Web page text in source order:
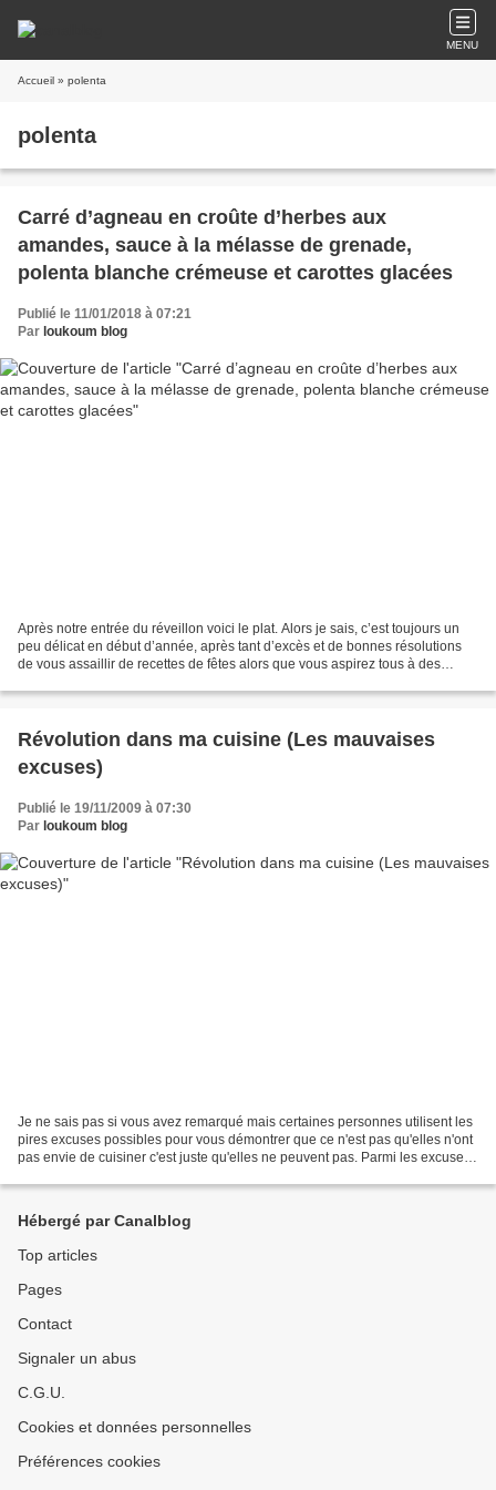
MENU
Accueil » polenta
polenta
Carré d’agneau en croûte d’herbes aux
amandes, sauce à la mélasse de grenade,
polenta blanche crémeuse et carottes glacées
Publié le 11/01/2018 à 07:21
Par loukoum blog
Après notre entrée du réveillon voici le plat. Alors je sais, c’est toujours un
peu délicat en début d’année, après tant d’excès et de bonnes résolutions
de vous assaillir de recettes de fêtes alors que vous aspirez tous à des
Révolution dans ma cuisine (Les mauvaises
excuses)
Publié le 19/11/2009 à 07:30
Par loukoum blog
Je ne sais pas si vous avez remarqué mais certaines personnes utilisent les
pires excuses possibles pour vous démontrer que ce n'est pas qu'elles n'ont
pas envie de cuisiner c'est juste qu'elles ne peuvent pas. Parmi les excuses
Hébergé par Canalblog
Top articles
Pages
Contact
Signaler un abus
C.G.U.
Cookies et données personnelles
Préférences cookies